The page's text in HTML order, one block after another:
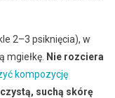
2–3 psiknięcia), w
mgiełkę. Nie rozciera
kompozycję
czystą, suchą skórę